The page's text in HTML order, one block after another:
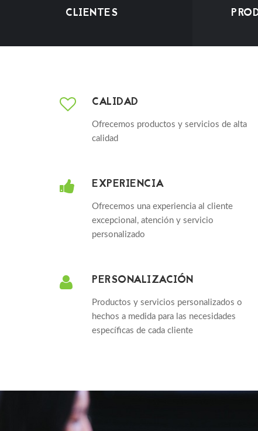
CLIENTES
CALIDAD
Ofrecemos productos y servicios de alta
calidad
EXPERIENCIA
Ofrecemos una experiencia al cliente
excepcional, atención y servicio
personalizado
PERSONALIZACIÓN
Productos y servicios personalizados o
hechos a medida para las necesidades
específicas de cada cliente